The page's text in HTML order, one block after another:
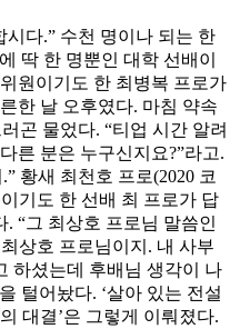
다.” 수천 명이나 되는 한
딱 한 명뿐인 대학 선배이
원이기도 한 최병복 프로가
한 날 오후였다. 마침 약속
곤 물었다. “티업 시간 알려
른 분은 누구신지요?”라고.
황새 최천호 프로(2020 코
기도 한 선배 최 프로가 답
“그 최상호 프로님 말씀인
상호 프로님이지. 내 사부
하셨는데 후배님 생각이 나
털어놨다. ‘살아 있는 전설
대결’은 그렇게 이뤄졌다.